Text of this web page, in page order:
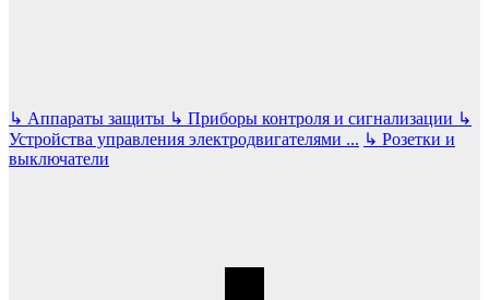
↳ Аппараты защиты ↳ Приборы контроля и сигнализации ↳
Устройства управления электродвигателями ... ↳ Розетки и
выключатели